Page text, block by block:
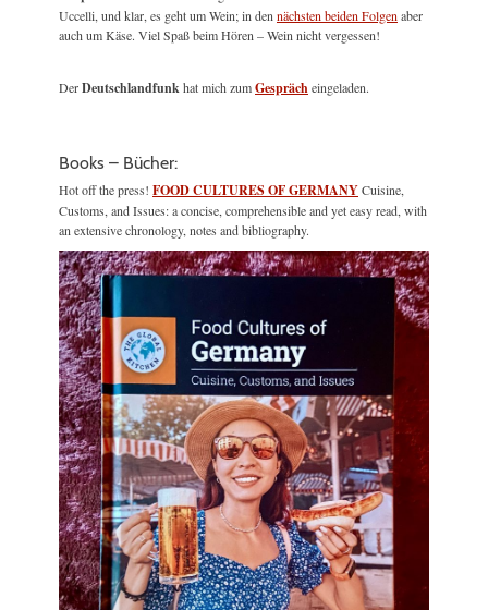
Uccelli, und klar, es geht um Wein; in den nächsten beiden Folgen aber
auch um Käse. Viel Spaß beim Hören – Wein nicht vergessen!
DerDeutschlandfunkhat mich zumGesprächeingeladen.
Books – Bücher:
Hot off the press! FOOD CULTURES OF GERMANYCuisine,
Customs, and Issues: a concise, comprehensible and yet easy read, with
an extensive chronology, notes and bibliography.